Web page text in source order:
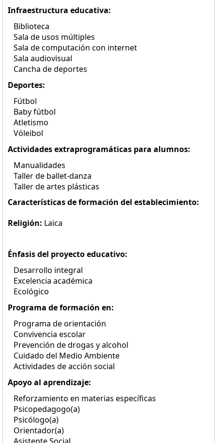
Infraestructura educativa:
Biblioteca
Sala de usos múltiples
Sala de computación con internet
Sala audiovisual
Cancha de deportes
Deportes:
Fútbol
Baby fútbol
Atletismo
Vóleibol
Actividades extraprogramáticas para alumnos:
Manualidades
Taller de ballet-danza
Taller de artes plásticas
Características de formación del establecimiento:
Religión: Laica
Énfasis del proyecto educativo:
Desarrollo integral
Excelencia académica
Ecológico
Programa de formación en:
Programa de orientación
Convivencia escolar
Prevención de drogas y alcohol
Cuidado del Medio Ambiente
Actividades de acción social
Apoyo al aprendizaje:
Reforzamiento en materias específicas
Psicopedagogo(a)
Psicólogo(a)
Orientador(a)